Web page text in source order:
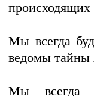
Мы всегда
ведомы тайны
Мы всегда